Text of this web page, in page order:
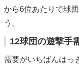
から6位あたりで球
う。
12球団の遊撃手
需要がいちばんはっ